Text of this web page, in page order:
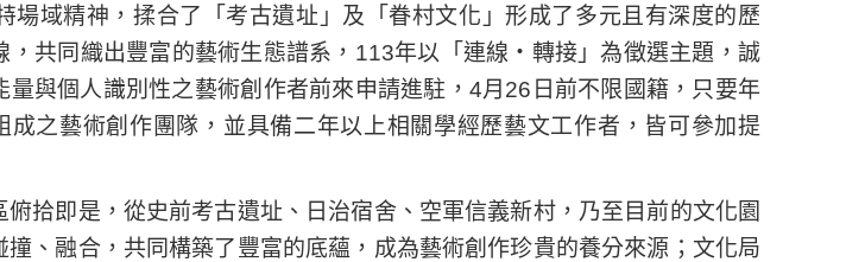
場域精神，揉合了「考古遺址」及「眷村文化」形成了多元且有深度的歷
，共同織出豐富的藝術生態譜系，113年以「連線・轉接」為徵選主題，誠
量與個人識別性之藝術創作者前來申請進駐，4月26日前不限國籍，只要年
之藝術創作團隊，並具備二年以上相關學經歷藝文工作者，皆可參加提
拾即是，從史前考古遺址、日治宿舍、空軍信義新村，乃至目前的文化園
撞、融合，共同構築了豐富的底蘊，成為藝術創作珍貴的養分來源；文化局